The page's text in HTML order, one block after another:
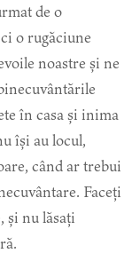
de o
o rugăciune
noastre și ne
în casa și inima
își au locul,
când ar trebui
Faceți
și nu lăsați